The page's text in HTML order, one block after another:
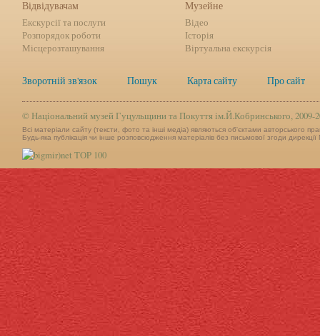
Відвідувачам
Екскурсії та послуги
Розпорядок роботи
Місцерозташування
Музейне
Відео
Історія
Віртуальна екскурсія
Зворотній зв'язок Пошук Карта сайту Про сайт
©Національний музей Гуцульщини та Покуття ім.Й.Кобринського, 2009-
Всі матеріали сайту (тексти, фото та інші медіа) являються об'єктами авторського
Будь-яка публікація чи інше розповсюдження матеріалів без письмової згоди